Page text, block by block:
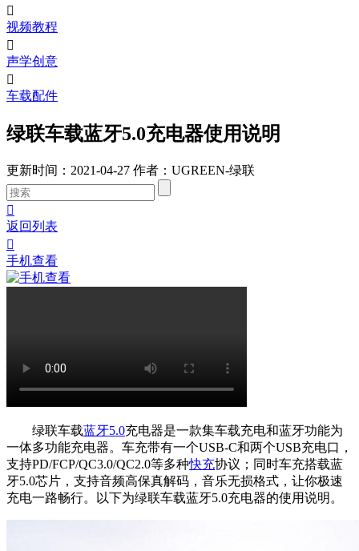

视频教程

声学创意

车载配件
绿联车载蓝牙5.0充电器使用说明
更新时间：2021-04-27 作者：UGREEN-绿联

返回列表

手机查看
绿联车载蓝牙5.0充电器是一款集车载充电和蓝牙功能为
一体多功能充电器。车充带有一个USB-C和两个USB充电口，
支持PD/FCP/QC3.0/QC2.0等多种快充协议；同时车充搭载蓝
牙5.0芯片，支持音频高保真解码，音乐无损格式，让你极速
充电一路畅行。以下为绿联车载蓝牙5.0充电器的使用说明。